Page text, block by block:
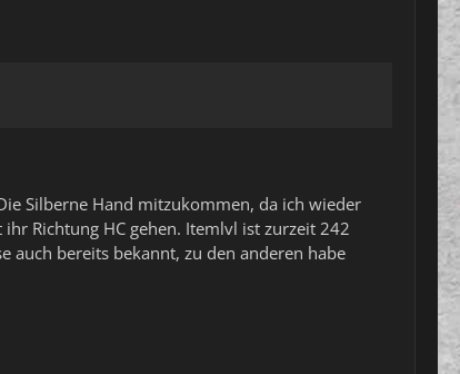
Silberne Hand mitzukommen, da ich wieder
Richtung HC gehen. Itemlvl ist zurzeit 242
auch bereits bekannt, zu den anderen habe